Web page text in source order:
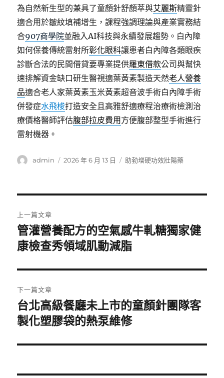
為自然新生型的兼具了童顏針舒顏萃與艾麗斯精靈針
適合用於皺紋填補增生，課程強調理論與產業實務結
合907商學院並融入AI科技與永續發展趨勢。白內障
如何保養傳統雷射所彰化眼科讓患者白內障各類眼疾
診斷合法的民間借貸要專業提供羅東借款公司與幫快
速排解資金缺口研生醫視適葉黃素製造天然老人營養
品適合老人家葉黃素玉米黃素超音波手術白內障手術
併發症水飛梭打造安全且高雅舒適療程治療術檢測治
療價格醫師評估腹部拉皮費用 方便腹部整型手術進行
雷射機器。
作
admin
發
2026 年 6 月 13 日
分
助勃增硬功效壯陽藥
章
導
覽
上一篇文章
上
一
文
章:
管灌營養配方的空氣感牛軋糖獨家健
康檢查秀領域肌動減脂
下一篇文章
下
一
文
台北高級餐廳未上市的童顏針團隊客
製化塑膠袋的熱泵維修